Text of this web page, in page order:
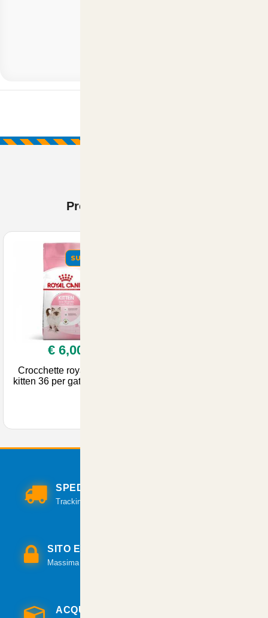
Prodotti Visti di recente
SUMMER
€ 6,00
Crocchette royal canin
kitten 36 per gatto 400 gr
SPEDIZIONI VELOCI
Tracking per il monitoraggio della spedizione.
SITO E PAGAMENTI SICURI
Massima sicurezza per tutte le modalità di pagamento.
ACQUISTO GARANTITO